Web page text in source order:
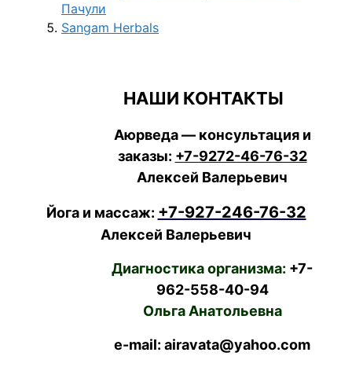
Пачули
Sangam Herbals
НАШИ КОНТАКТЫ
Аюрведа — консультация и
заказы: +7-9272-46-76-32
Алексей Валерьевич
Йога и массаж: +7-927-246-76-32
Алексей Валерьевич
Диагностика организма: +7-
962-558-40-94
Ольга Анатольевна
e-mail: airavata@yahoo.com